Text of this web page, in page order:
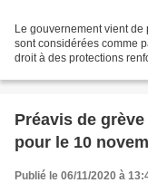
Le gouvernement vient
sont considérées comme
droit à des protections
Préavis de
pour le 10
Publié le 06/11/2020 à